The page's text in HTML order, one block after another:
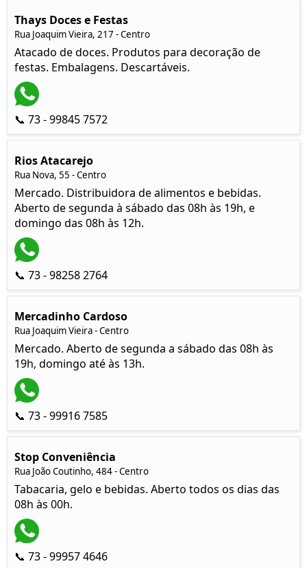
Thays Doces e Festas
Rua Joaquim Vieira, 217 - Centro
Atacado de doces. Produtos para decoração de
festas. Embalagens. Descartáveis.
📞 73 - 99845 7572
Rios Atacarejo
Rua Nova, 55 - Centro
Mercado. Distribuidora de alimentos e bebidas.
Aberto de segunda à sábado das 08h às 19h, e
domingo das 08h às 12h.
📞 73 - 98258 2764
Mercadinho Cardoso
Rua Joaquim Vieira - Centro
Mercado. Aberto de segunda a sábado das 08h às
19h, domingo até às 13h.
📞 73 - 99916 7585
Stop Conveniência
Rua João Coutinho, 484 - Centro
Tabacaria, gelo e bebidas. Aberto todos os dias das
08h às 00h.
📞 73 - 99957 4646